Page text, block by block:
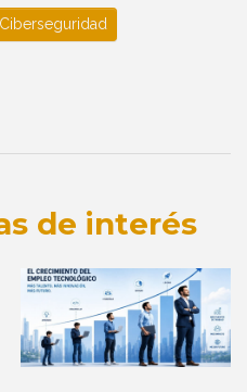
Ciberseguridad
de interés